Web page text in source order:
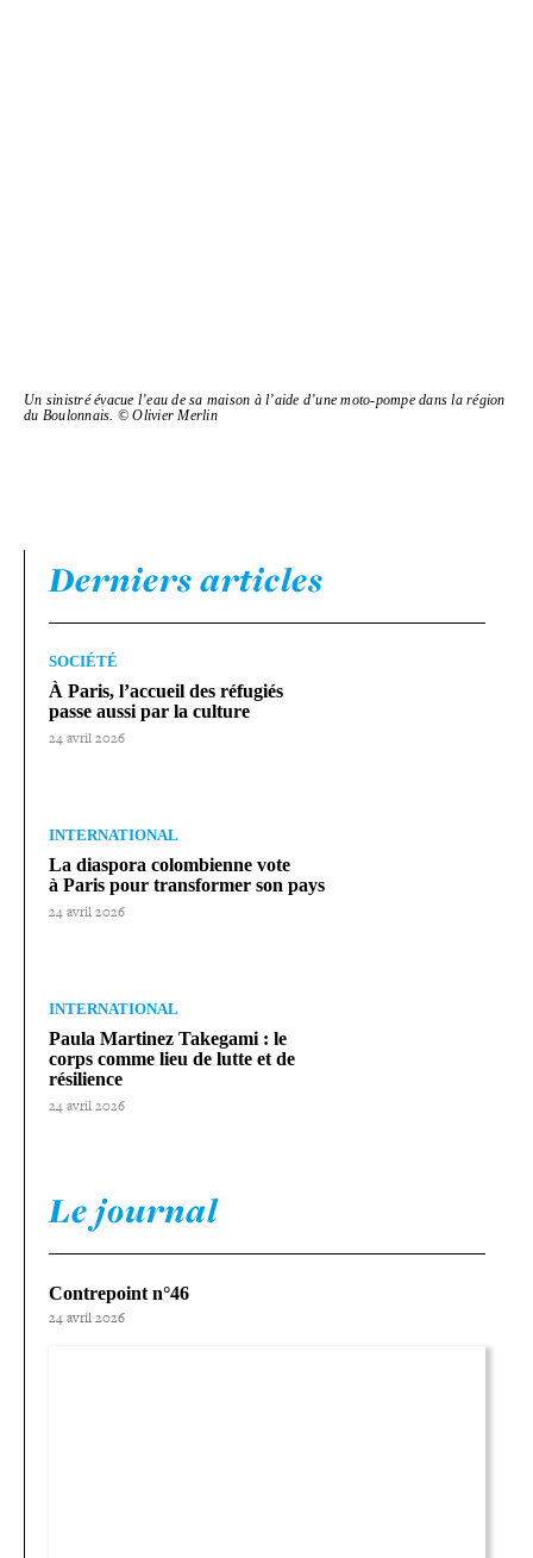
Un sinistré évacue l’eau de sa maison à l’aide d’une moto-​pompe dans la région
du Boulonnais. © Olivier Merlin
Derniers articles
SOCIÉTÉ
À Paris, l’accueil des réfugiés
passe aussi par la culture
24 avril 2026
INTERNATIONAL
La diaspora colom­bienne vote
à Paris pour trans­for­mer son pays
24 avril 2026
INTERNATIONAL
Paula Martinez Takegami : le
corps comme lieu de lutte et de
résilience
24 avril 2026
Le journal
Contrepoint n°46
24 avril 2026